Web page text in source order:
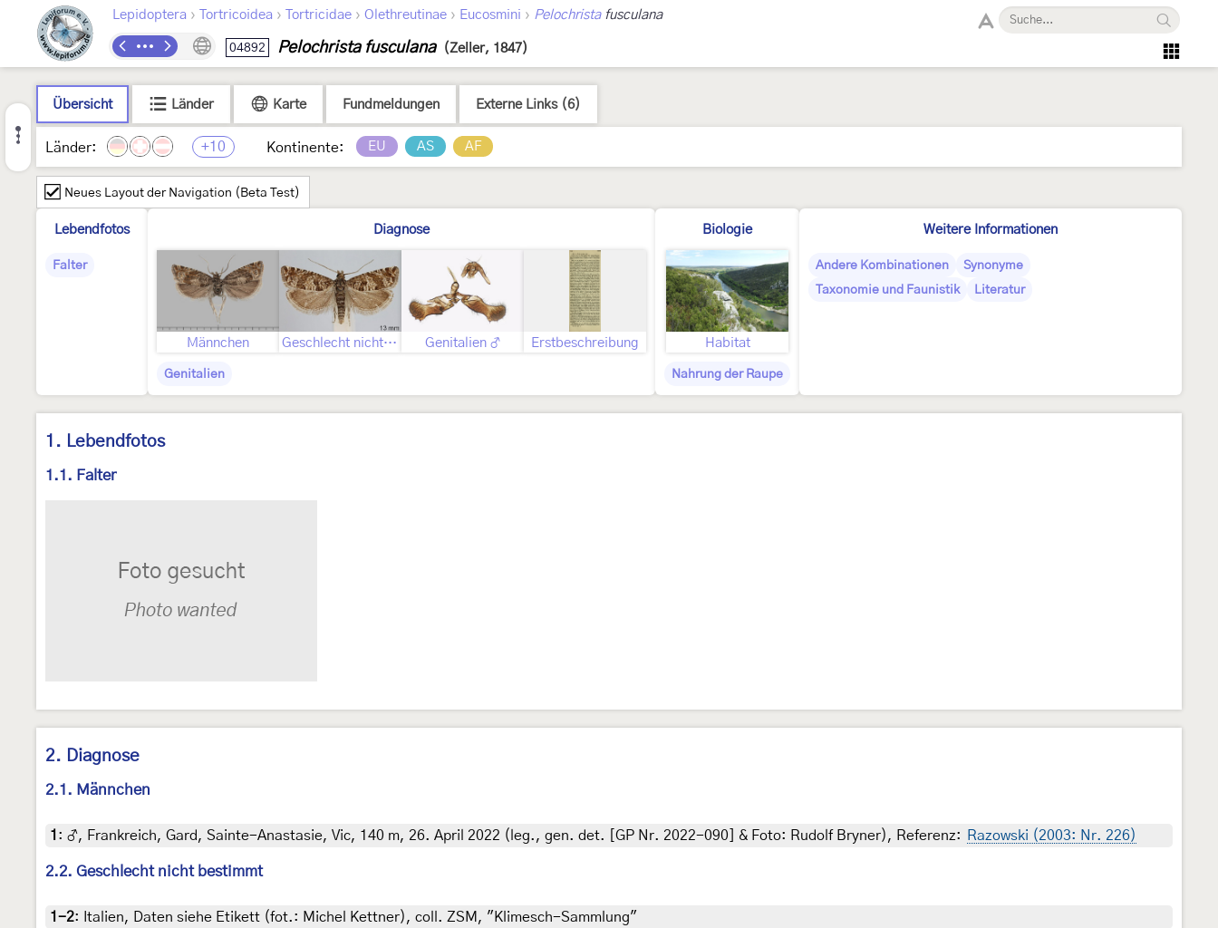
Lepidoptera › Tortricoidea › Tortricidae › Olethreutinae › Eucosmini › Pelochristafusculana
04892 Pelochrista fusculana (Zeller, 1847)
Übersicht Länder Karte Fundmeldungen Externe Links (6)
Länder: +10 Kontinente: EU AS AF
Neues Layout der Navigation (Beta Test)
Lebendfotos
Falter
Diagnose
Männchen Geschlecht nicht bestimmt Genitalien ♂ Erstbeschreibung
Genitalien
Biologie
Habitat
Nahrung der Raupe
Weitere Informationen
Andere Kombinationen
Synonyme
Taxonomie und Faunistik
Literatur
1. Lebendfotos
1.1. Falter
2. Diagnose
2.1. Männchen
1 : ♂, Frankreich, Gard, Sainte-Anastasie, Vic, 140 m, 26. April 2022 (leg., gen. det. [GP Nr. 2022-090] & Foto: Rudolf Bryner), Referenz: Razowski (2003: Nr. 226)
2.2. Geschlecht nicht bestimmt
1-2: Italien, Daten siehe Etikett (fot.: Michel Kettner), coll. ZSM, "Klimesch-Sammlung"